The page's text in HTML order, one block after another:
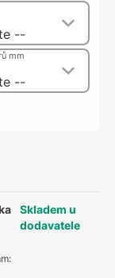
--
--
mm
:
Skladem u
dodavatele